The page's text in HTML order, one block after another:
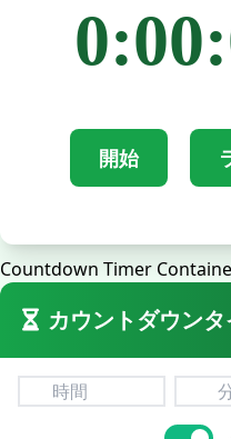
開始
Countdown Timer
カウントダウン